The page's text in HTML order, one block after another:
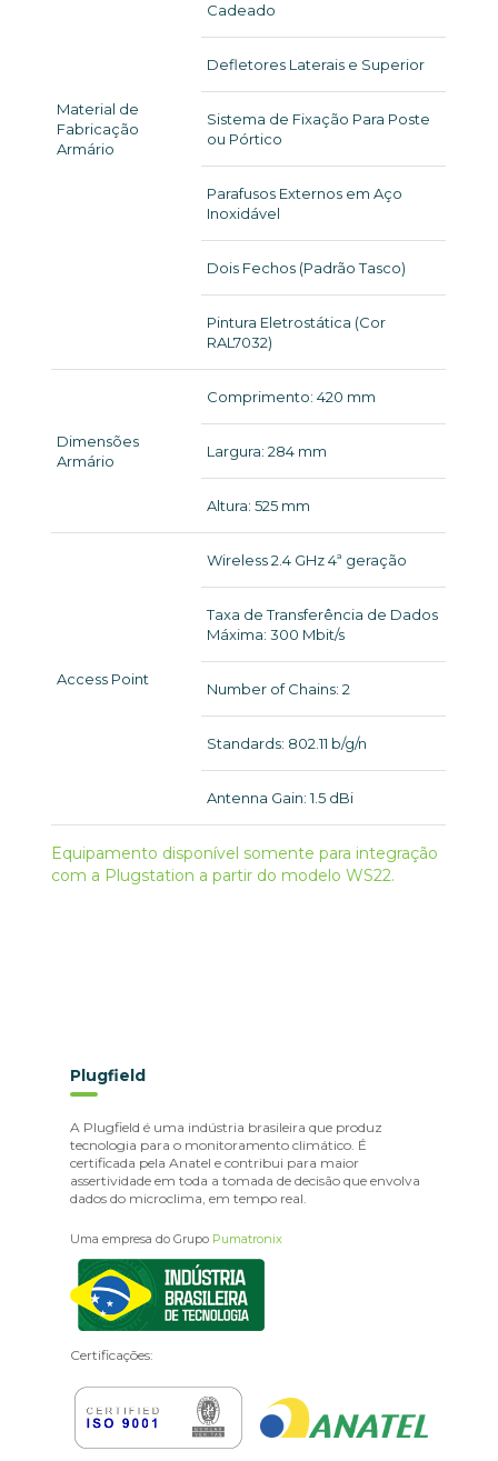
Material de
Fabricação
Armário
Cadeado
Defletores Laterais e Superior
Sistema de Fixação Para Poste
ou Pórtico
Parafusos Externos em Aço
Inoxidável
Dois Fechos (Padrão Tasco)
Pintura Eletrostática (Cor
RAL7032)
Dimensões
Armário
Comprimento: 420 mm
Largura: 284 mm
Altura: 525 mm
Access Point
Wireless 2.4 GHz 4ª geração
Taxa de Transferência de Dados
Máxima: 300 Mbit/s
Number of Chains: 2
Standards: 802.11 b/g/n
Antenna Gain: 1.5 dBi
Equipamento disponível somente para integração
com a Plugstation a partir do modelo WS22.
Plugfield
A Plugfield é uma indústria brasileira que produz
tecnologia para o monitoramento climático. É
certificada pela Anatel e contribui para maior
assertividade em toda a tomada de decisão que envolva
dados do microclima, em tempo real.
Uma empresa do Grupo Pumatronix
Certificações: